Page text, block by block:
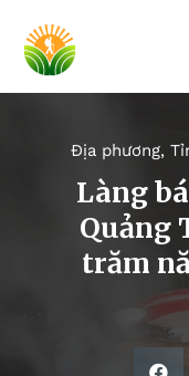
Địa phương,
Làng
Quảng
trăm